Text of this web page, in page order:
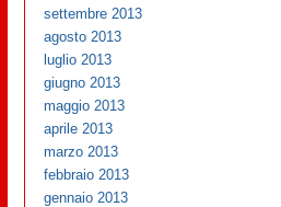
settembre 2013
agosto 2013
luglio 2013
giugno 2013
maggio 2013
aprile 2013
marzo 2013
febbraio 2013
gennaio 2013